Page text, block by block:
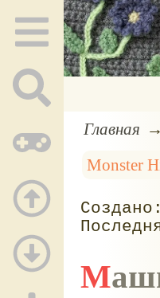
Главная
Monster
Машина Monster High Fangtastic Road Trip с